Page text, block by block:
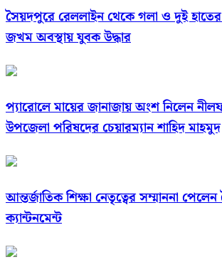
সৈয়দপুরে রেললাইন থেকে গলা ও দুই হাতের
জখম অবস্থায় যুবক উদ্ধার
প্যারোলে মায়ের জানাজায় অংশ নিলেন
উপজেলা পরিষদের চেয়ারম্যান শাহিদ মাহমুদ
আন্তর্জাতিক শিক্ষা নেতৃত্বের সম্মাননা
ক্যান্টনমেন্ট